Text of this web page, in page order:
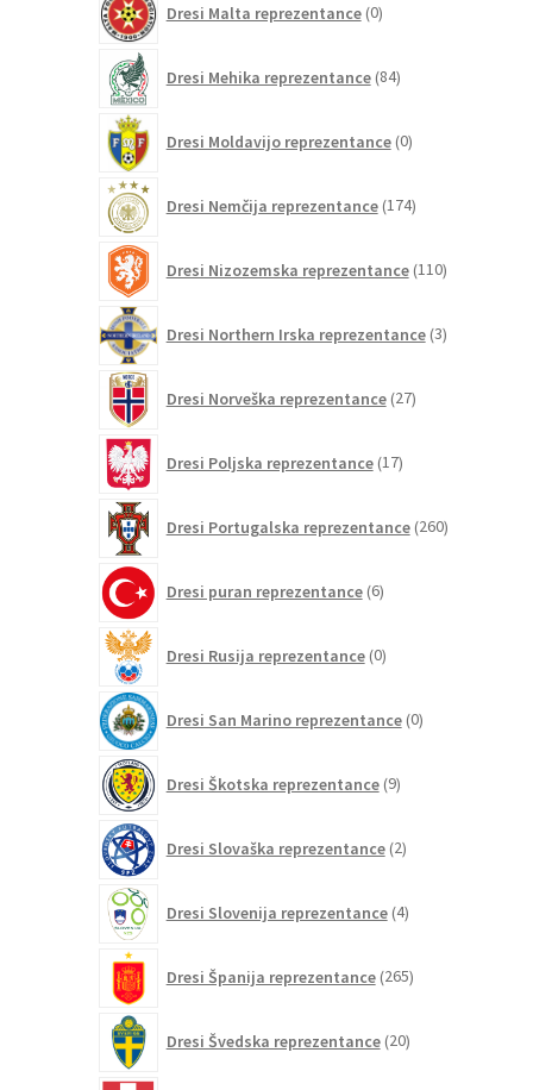
Dresi Malta reprezentance 0izdelkov
Dresi Mehika reprezentance 84izdelkov
Dresi Moldavijo reprezentance 0izdelkov
Dresi Nemčija reprezentance 174izdelkov
Dresi Nizozemska reprezentance 110izdelkov
Dresi Northern Irska reprezentance 3izdelki
Dresi Norveška reprezentance 27izdelkov
Dresi Poljska reprezentance 17izdelkov
Dresi Portugalska reprezentance 260izdelkov
Dresi puran reprezentance 6izdelkov
Dresi Rusija reprezentance 0izdelkov
Dresi San Marino reprezentance 0izdelkov
Dresi Škotska reprezentance 9izdelkov
Dresi Slovaška reprezentance 2izdelka
Dresi Slovenija reprezentance 4izdelki
Dresi Španija reprezentance 265izdelkov
Dresi Švedska reprezentance 20izdelkov